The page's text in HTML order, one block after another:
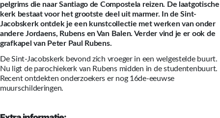
pelgrims die naar Santiago de Compostela reizen. De laatgotische
kerk bestaat voor het grootste deel uit marmer. In de Sint-
Jacobskerk ontdek je een kunstcollectie met werken van onder
andere Jordaens, Rubens en Van Balen. Verder vind je er ook de
grafkapel van Peter Paul Rubens.
De Sint-Jacobskerk bevond zich vroeger in een welgestelde buurt.
Nu ligt de parochiekerk van Rubens midden in de studentenbuurt.
Recent ontdekten onderzoekers er nog 16de-eeuwse
muurschilderingen.